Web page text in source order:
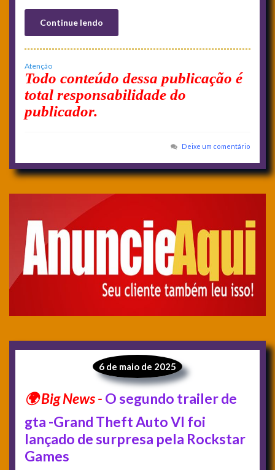
Continue lendo
Atenção
Todo conteúdo dessa publicação é
total responsabilidade do
publicador.
Deixe um comentário
6 de maio de 2025
O segundo trailer de
gta -Grand Theft Auto VI foi
lançado de surpresa pela Rockstar
Games